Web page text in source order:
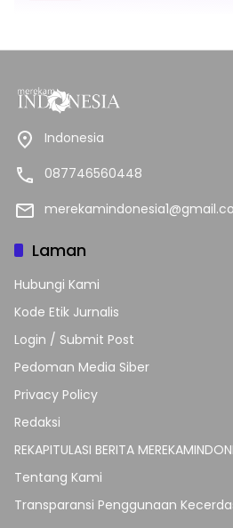
Indonesia
087746560448
Laman
Hubungi Kami
Kode Etik Jurnalis
Login / Submit Post
Pedoman Media Siber
Privacy Policy
Redaksi
REKAPITULASI BERITA
Tentang Kami
Transparansi Penggunaan